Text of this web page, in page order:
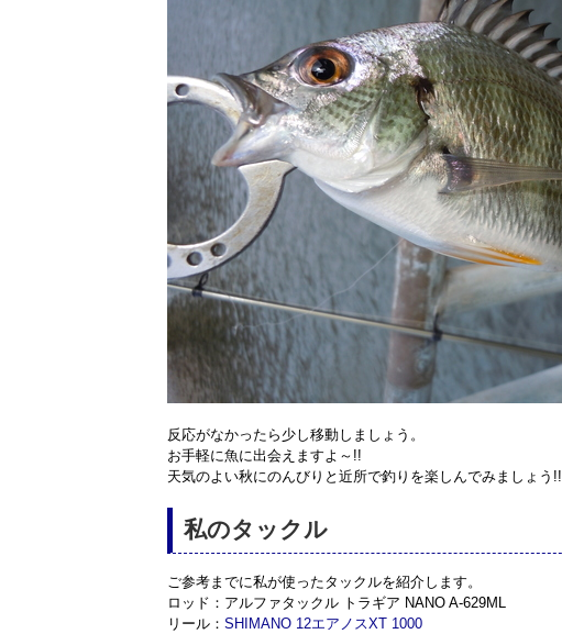
反応がなかったら少し移動しましょう。
お手軽に魚に出会えますよ～!!
天気のよい秋にのんびりと近所で釣りを楽しんでみましょう!!
私のタックル
ご参考までに私が使ったタックルを紹介します。
ロッド：アルファタックル トラギア NANO A-629ML
リール： SHIMANO 12エアノスXT 1000